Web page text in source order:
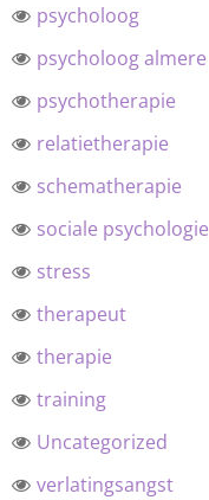
psycholoog
psycholoog almere
psychotherapie
relatietherapie
schematherapie
sociale psychologie
stress
therapeut
therapie
training
Uncategorized
verlatingsangst